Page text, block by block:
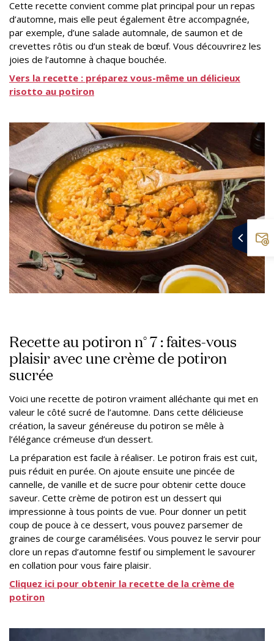
Cette recette convient comme plat principal pour un repas
d’automne, mais elle peut également être accompagnée,
par exemple, d’une salade automnale, de saumon et de
crevettes rôtis ou d’un steak de bœuf. Vous découvrirez les
joies de l’automne à chaque bouchée.
Vers la recette : préparez vous-même un délicieux
risotto au potiron
Recette au potiron n° 7 : faites-vous
plaisir avec une crème de potiron
sucrée
Voici une recette de potiron vraiment alléchante qui met en
valeur le côté sucré de l’automne. Dans cette délicieuse
création, la saveur généreuse du potiron se mêle à
l’élégance crémeuse d’un dessert.
La préparation est facile à réaliser. Le potiron frais est cuit,
puis réduit en purée. On ajoute ensuite une pincée de
cannelle, de vanille et de sucre pour obtenir cette douce
saveur. Cette crème de potiron est un dessert qui
impressionne à tous points de vue. Pour donner un petit
coup de pouce à ce dessert, vous pouvez parsemer de
graines de courge caramélisées. Vous pouvez le servir pour
clore un repas d’automne festif ou simplement le savourer
en collation pour vous faire plaisir.
Cliquez ici pour obtenir la recette de la crème de
potiron